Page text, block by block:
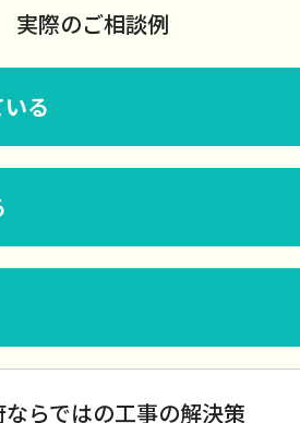
実際のご相談例
る
ならではの工事の解決策